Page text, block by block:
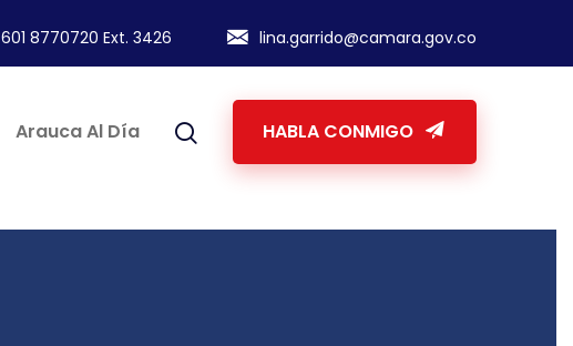
601 8770720 Ext. 3426 lina.garrido@camara.gov.co
Arauca Al Día HABLA CONMIGO